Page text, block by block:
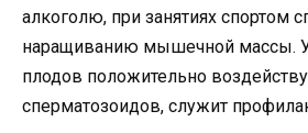
алкоголю, при занятиях спортом
наращиванию мышечной массы.
плодов положительно
сперматозоидов, служит